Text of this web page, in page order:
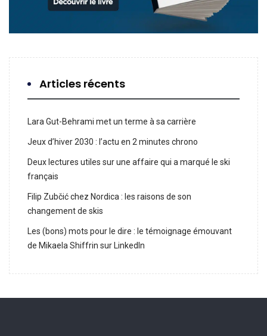
Articles récents
Lara Gut-Behrami met un terme à sa carrière
Jeux d’hiver 2030 : l’actu en 2 minutes chrono
Deux lectures utiles sur une affaire qui a marqué le ski
français
Filip Zubčić chez Nordica : les raisons de son
changement de skis
Les (bons) mots pour le dire : le témoignage émouvant
de Mikaela Shiffrin sur LinkedIn